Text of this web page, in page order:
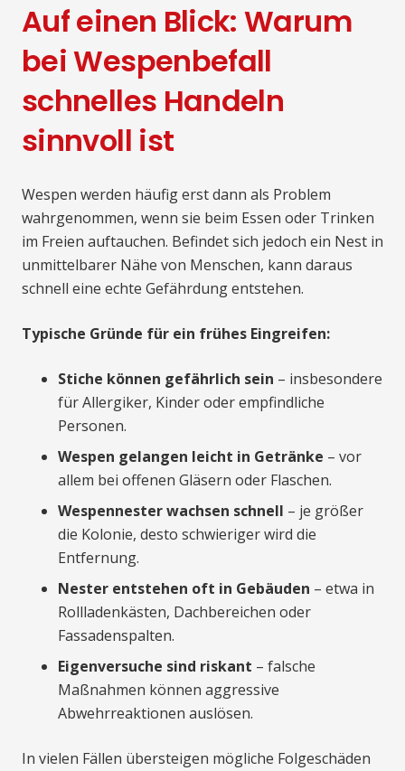
Auf einen Blick: Warum
bei Wespenbefall
schnelles Handeln
sinnvoll ist
Wespen werden häufig erst dann als Problem
wahrgenommen, wenn sie beim Essen oder Trinken
im Freien auftauchen. Befindet sich jedoch ein Nest in
unmittelbarer Nähe von Menschen, kann daraus
schnell eine echte Gefährdung entstehen.
Typische Gründe für ein frühes Eingreifen:
Stiche können gefährlich sein – insbesondere
für Allergiker, Kinder oder empfindliche
Personen.
Wespen gelangen leicht in Getränke – vor
allem bei offenen Gläsern oder Flaschen.
Wespennester wachsen schnell – je größer
die Kolonie, desto schwieriger wird die
Entfernung.
Nester entstehen oft in Gebäuden – etwa in
Rollladenkästen, Dachbereichen oder
Fassadenspalten.
Eigenversuche sind riskant – falsche
Maßnahmen können aggressive
Abwehrreaktionen auslösen.
In vielen Fällen übersteigen mögliche Folgeschäden